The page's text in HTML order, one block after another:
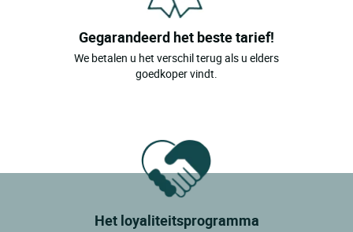
Gegarandeerd het beste tarief!
We betalen u het verschil terug als u elders
goedkoper vindt.
Het loyaliteitsprogramma